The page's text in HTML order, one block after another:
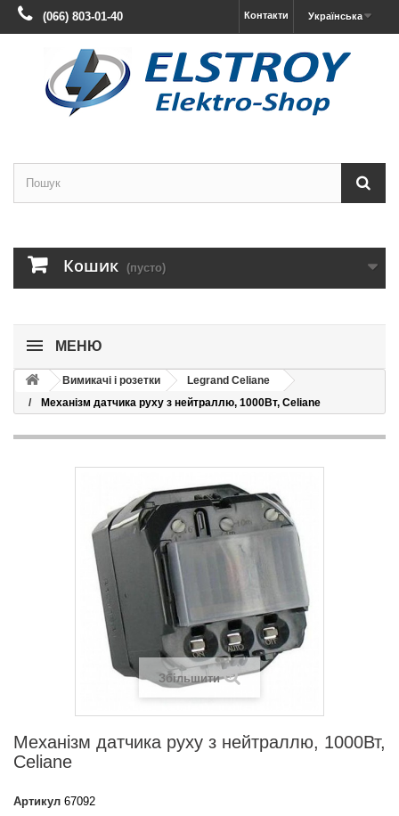
Українська
Контакти
(066) 803-01-40
Кошик (пусто)
МЕНЮ
Вимикачі і розетки
Legrand Celiane
Механізм датчика руху з нейтраллю, 1000Вт, Celiane
Збільшити
Механізм датчика руху з нейтраллю, 1000Вт,
Celiane
Артикул 67092